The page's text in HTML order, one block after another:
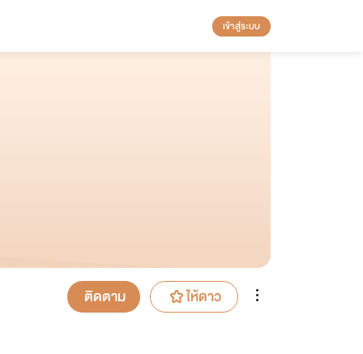
เข้าสู่ระบบ
ติดตาม ให้ดาว